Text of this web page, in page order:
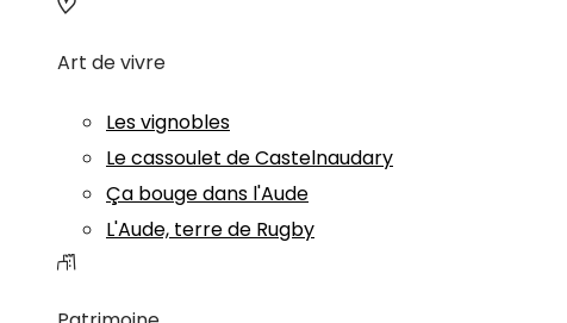
Art de vivre
Les vignobles
Le cassoulet de Castelnaudary
Ça bouge dans l'Aude
L'Aude, terre de Rugby